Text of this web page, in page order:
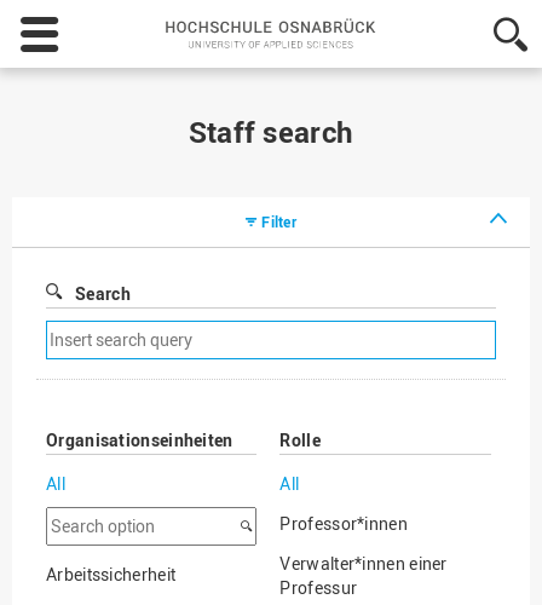
Hochschule
Osnabrück
-
Staff search
Filter
Search
Remove
search
filter
Organisationseinheiten
All
Search
option
Arbeitssicherheit
Rolle
All
Professor*innen
Verwalter*innen einer
Professur